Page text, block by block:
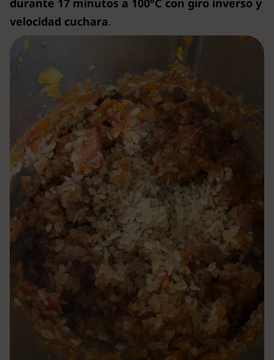
durante 17 minutos a 100°C con giro inverso y
velocidad cuchara.